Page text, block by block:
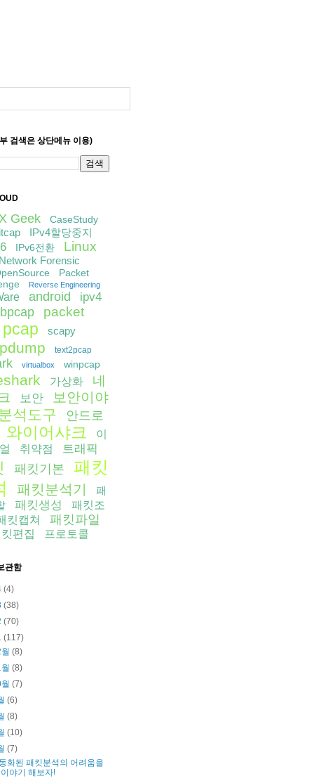
검색은 상단메뉴 이용)
Geek CaseStudy
IPv4할당중지
IPv6전환 Linux
Forensic
Packet
Reverse Engineering
android ipv4
packet
pcap scapy
text2pcap
virtualbox winpcap
가상화
네
보안 보안이야
석도구 안드로
와이어샤크
이
취약점 트래픽
패킷기본
패킷
패킷분석기
패
패킷생성
패킷조
킷캡쳐
패킷파일
편집 프로토콜
관함
(4)
(38)
(70)
(117)
월(8)
월(8)
월(7)
(6)
(8)
(10)
(7)
화된 패킷분석의 어려움을
이야기 해보자!